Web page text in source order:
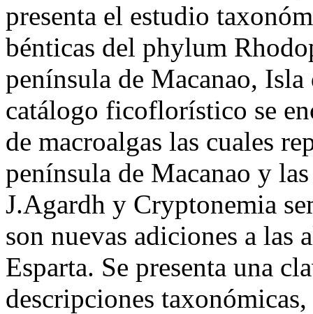
presenta el estudio
bénticas del phylum
península de Macanao,
catálogo ficoflorístico se
de macroalgas las cuales
península de Macanao y
J.Agardh y Cryptonemia
son nuevas adiciones a las
Esparta. Se presenta una
descripciones